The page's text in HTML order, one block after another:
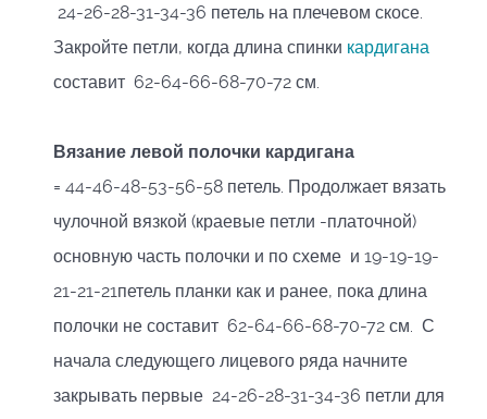
24-26-28-31-34-36 петель на плечевом скосе.
Закройте петли, когда длина спинки кардигана
составит 62-64-66-68-70-72 см.
Вязание левой полочки кардигана
= 44-46-48-53-56-58 петель. Продолжает вязать
чулочной вязкой (краевые петли -платочной)
основную часть полочки и по схеме и 19-19-19-
21-21-21петель планки как и ранее, пока длина
полочки не составит 62-64-66-68-70-72 см. С
начала следующего лицевого ряда начните
закрывать первые 24-26-28-31-34-36 петли для